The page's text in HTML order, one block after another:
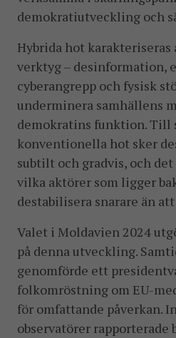
demokratiutveckling och
Hybrida hot
verktyg – desinformation,
cyberangrepp och fysisk
underminera samhällens
demokratins funktion. Till
konventionella hot sker
subtilt och gradvis, och
vilka aktörer som ligger
destabilisera snarare än
Valet i Moldavien 2024
på denna utveckling.
genomförde ett
folkomröstning om EU-
för omfattande påverkan.
observatörer rapporterade